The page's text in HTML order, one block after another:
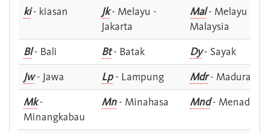
ki- kiasan Jk- Melayu -
Jakarta
Mal- Melayu -
Malaysia
Bl- Bali Bt- Batak Dy- Sayak
Jw- Jawa Lp- Lampung Mdr- Madura
Mk-
Minangkabau
Mn- Minahasa Mnd- Menado